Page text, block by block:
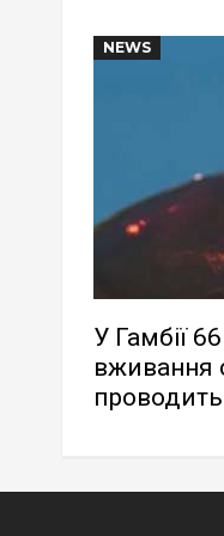
NEWS
У Гамбії
вживання